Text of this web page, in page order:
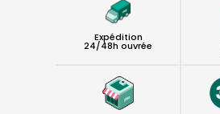
Expédition
24/48h ouvrée